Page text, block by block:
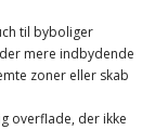
til byboliger
mere indbydende
zoner eller skab
overflade, der ikke